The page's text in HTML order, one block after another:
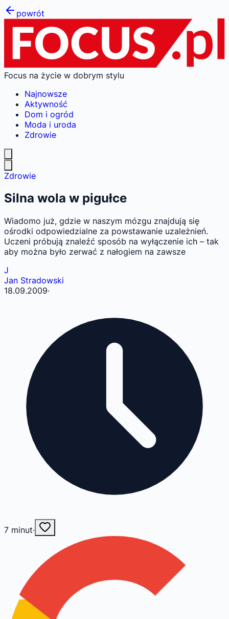
powrót
Focus na życie w dobrym stylu
Najnowsze
Aktywność
Dom i ogród
Moda i uroda
Zdrowie
Zdrowie
Silna wola w pigułce
Wiadomo już, gdzie w naszym mózgu znajdują się
ośrodki odpowiedzialne za powstawanie uzależnień.
Uczeni próbują znaleźć sposób na wyłączenie ich – tak
aby można było zerwać z nałogiem na zawsze
J
Jan Stradowski
18.09.2009·
7 minut·